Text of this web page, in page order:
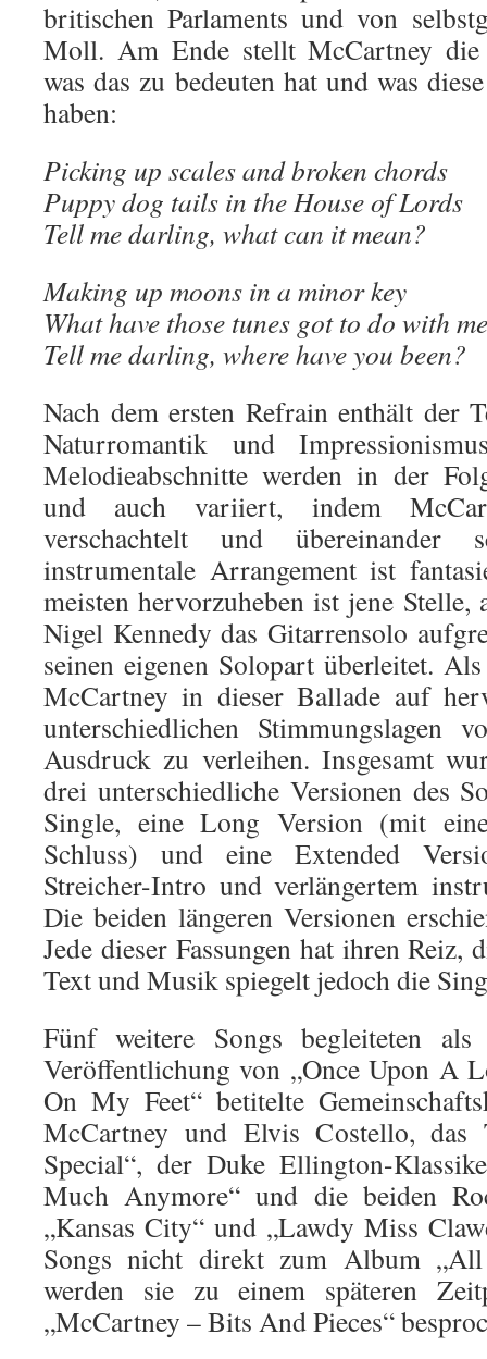
britischen Parlaments und von
Moll. Am Ende stellt McCartney die
was das zu bedeuten hat und was
haben:
Picking up scales and broken chords
Puppy dog tails in the House of Lords
Tell me darling, what can it mean?
Making up moons in a minor key
What have those tunes got to do with
Tell me darling, where have you been?
Nach dem ersten Refrain enthält der
Naturromantik und
Melodieabschnitte werden in der
und auch variiert, indem
verschachtelt und übereinander
instrumentale Arrangement ist
meisten hervorzuheben ist jene
Nigel Kennedy das Gitarrensolo
seinen eigenen Solopart überleitet.
McCartney in dieser Ballade auf
unterschiedlichen Stimmungslagen
Ausdruck zu verleihen. Insgesamt
drei unterschiedliche Versionen des
Single, eine Long Version (mit
Schluss) und eine Extended
Streicher-Intro und verlängertem
Die beiden längeren Versionen
Jede dieser Fassungen hat ihren
Text und Musik spiegelt jedoch die
Fünf weitere Songs begleiteten
Veröffentlichung von „Once Upon A
On My Feet“ betitelte
McCartney und Elvis Costello, das
Special“, der Duke Ellington-
Much Anymore“ und die beiden
„Kansas City“ und „Lawdy Miss
Songs nicht direkt zum Album
werden sie zu einem späteren
„McCartney – Bits And Pieces“